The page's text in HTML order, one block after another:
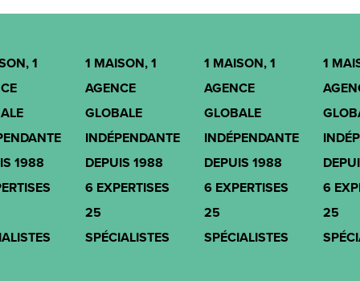
1
1988
1 MAISON, 1
AGENCE
GLOBALE
INDÉPENDANTE
DEPUIS 1988
6 EXPERTISES
25
SPÉCIALISTES
1 MAISON, 1
AGENCE
GLOBALE
INDÉPENDANTE
DEPUIS 1988
6 EXPERTISES
25
SPÉCIALISTES
1
6
25